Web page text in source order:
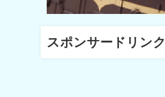
スポンサードリンク